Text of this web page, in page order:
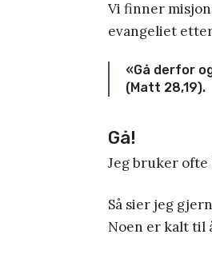
Vi finner
evangeliet
«Gå derfor
(Matt 28,19).
Gå!
Jeg bruker
Så sier jeg
Noen er kalt til